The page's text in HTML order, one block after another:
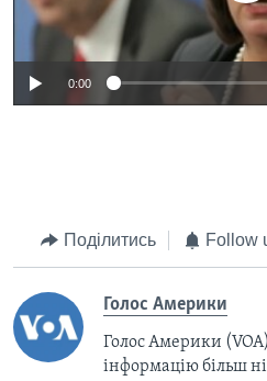
0:00
Поділитись Follow
Голос Америки
Голос Америки
інформацію більш